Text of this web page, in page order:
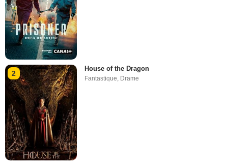
2
House of the Dragon
Fantastique Drame